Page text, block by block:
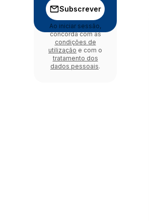
Subscrever
Ao iniciar sessão,
concorda com as
condições de
utilização e com o
tratamento dos
dados pessoais.